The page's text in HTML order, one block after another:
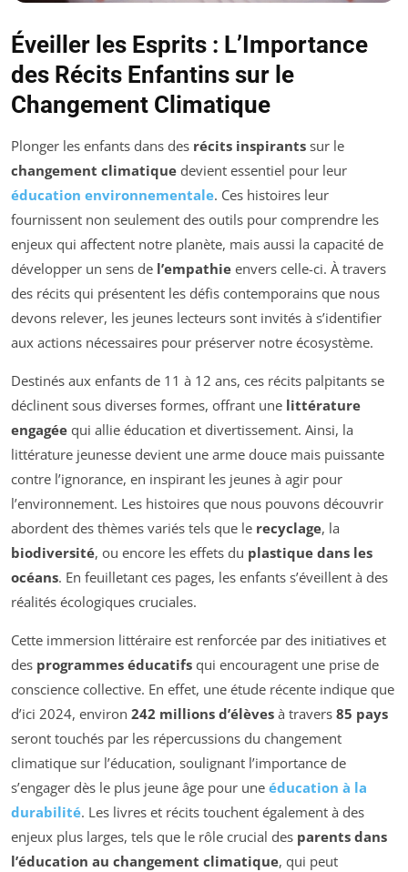
Éveiller les Esprits : L’Importance
des Récits Enfantins sur le
Changement Climatique
Plonger les enfants dans des récits inspirants sur le
changement climatique devient essentiel pour leur
éducation environnementale. Ces histoires leur
fournissent non seulement des outils pour comprendre les
enjeux qui affectent notre planète, mais aussi la capacité de
développer un sens de l’empathie envers celle-ci. À travers
des récits qui présentent les défis contemporains que nous
devons relever, les jeunes lecteurs sont invités à s’identifier
aux actions nécessaires pour préserver notre écosystème.
Destinés aux enfants de 11 à 12 ans, ces récits palpitants se
déclinent sous diverses formes, offrant une littérature
engagée qui allie éducation et divertissement. Ainsi, la
littérature jeunesse devient une arme douce mais puissante
contre l’ignorance, en inspirant les jeunes à agir pour
l’environnement. Les histoires que nous pouvons découvrir
abordent des thèmes variés tels que le recyclage, la
biodiversité, ou encore les effets du plastique dans les
océans. En feuilletant ces pages, les enfants s’éveillent à des
réalités écologiques cruciales.
Cette immersion littéraire est renforcée par des initiatives et
des programmes éducatifs qui encouragent une prise de
conscience collective. En effet, une étude récente indique que
d’ici 2024, environ 242 millions d’élèves à travers 85 pays
seront touchés par les répercussions du changement
climatique sur l’éducation, soulignant l’importance de
s’engager dès le plus jeune âge pour une éducation à la
durabilité. Les livres et récits touchent également à des
enjeux plus larges, tels que le rôle crucial des parents dans
l’éducation au changement climatique, qui peut